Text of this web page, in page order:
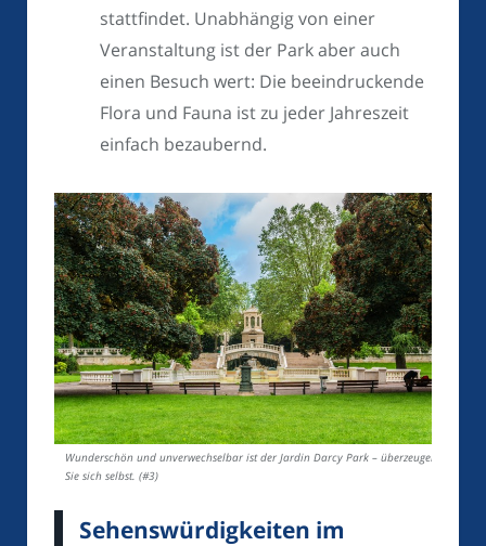
stattfindet. Unabhängig von einer
Veranstaltung ist der Park aber auch
einen Besuch wert: Die beeindruckende
Flora und Fauna ist zu jeder Jahreszeit
einfach bezaubernd.
Wunderschön und unverwechselbar ist der Jardin Darcy Park – überzeugen
Sie sich selbst. (#3)
Sehenswürdigkeiten im